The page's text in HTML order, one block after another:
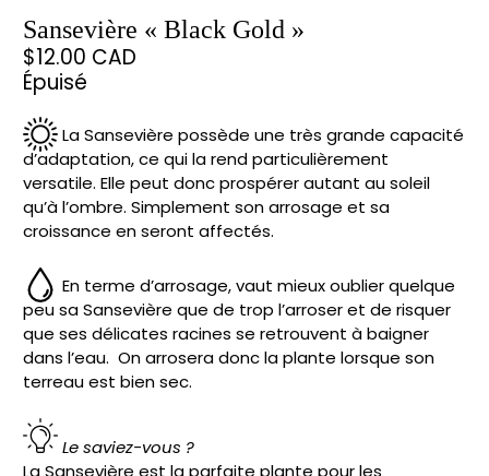
Sansevière « Black Gold »
$12.00 CAD
Épuisé
La Sansevière possède une très grande capacité
d’adaptation, ce qui la rend particulièrement
versatile. Elle peut donc prospérer autant au soleil
qu’à l’ombre. Simplement son arrosage et sa
croissance en seront affectés.
En terme d’arrosage, vaut mieux oublier quelque
peu sa Sansevière que de trop l’arroser et de risquer
que ses délicates racines se retrouvent à baigner
dans l’eau. On arrosera donc la plante lorsque son
terreau est bien sec.
Le saviez-vous ?